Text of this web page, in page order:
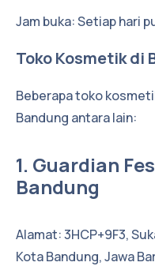
Jam buka: Setiap hari
Toko Kosmetik di
Beberapa toko
Bandung antara lain:
1. Guardian
Bandung
Alamat: 3HCP+9F3,
Kota Bandung, Jawa